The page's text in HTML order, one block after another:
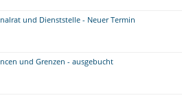
und Dienststelle - Neuer Termin
und Grenzen - ausgebucht